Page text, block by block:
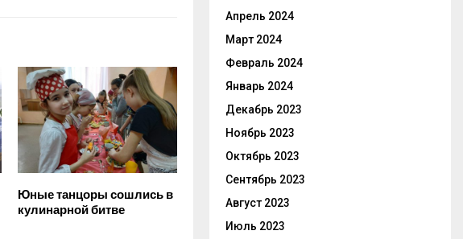
Юные танцоры сошлись в
кулинарной битве
Апрель 2024
Март 2024
Февраль 2024
Январь 2024
Декабрь 2023
Ноябрь 2023
Октябрь 2023
Сентябрь 2023
Август 2023
Июль 2023